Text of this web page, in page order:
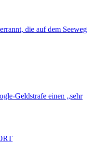
die auf dem Seeweg
Geldstrafe einen „sehr